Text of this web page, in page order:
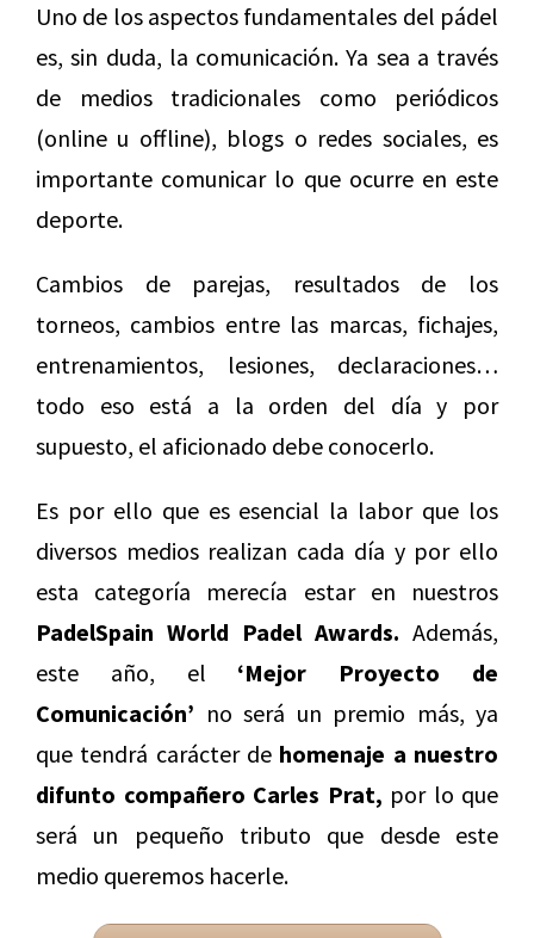
Uno de los aspectos fundamentales del pádel
es, sin duda, la comunicación. Ya sea a través
de medios tradicionales como periódicos
(online u offline), blogs o redes sociales, es
importante comunicar lo que ocurre en este
deporte.
Cambios de parejas, resultados de los
torneos, cambios entre las marcas, fichajes,
entrenamientos, lesiones, declaraciones…
todo eso está a la orden del día y por
supuesto, el aficionado debe conocerlo.
Es por ello que es esencial la labor que los
diversos medios realizan cada día y por ello
esta categoría merecía estar en nuestros
PadelSpain World Padel Awards. Además,
este año, el ‘Mejor Proyecto de
Comunicación’ no será un premio más, ya
que tendrá carácter de homenaje a nuestro
difunto compañero Carles Prat, por lo que
será un pequeño tributo que desde este
medio queremos hacerle.